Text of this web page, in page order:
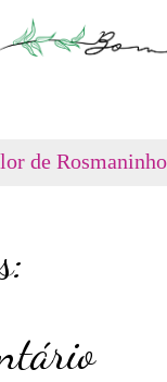
de